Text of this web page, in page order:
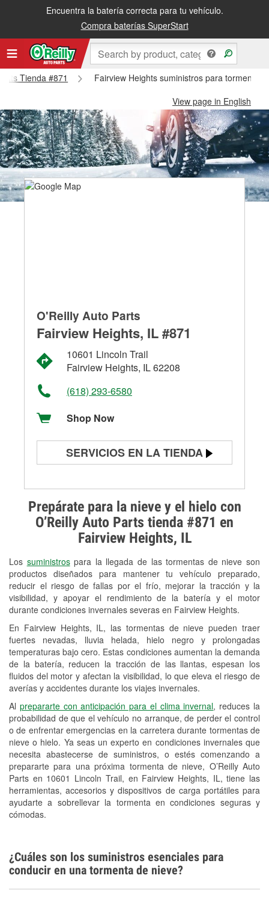
Encuentra la batería correcta para tu vehículo.
Compra baterías SuperStart
Tienda #871
Fairview Heights suministros para
View page in English
Prepárate para la nieve y el hielo con
O’Reilly Auto Parts tienda #871 en
Fairview Heights, IL
Los suministrospara la llegada de las tormentas de nieve son
productos diseñados para mantener tu vehículo preparado,
reducir el riesgo de fallas por el frío, mejorar la tracción y la
visibilidad, y apoyar el rendimiento de la batería y el motor
durante condiciones invernales severas en Fairview Heights.
En Fairview Heights, IL, las tormentas de nieve pueden traer
fuertes nevadas, lluvia helada, hielo negro y prolongadas
temperaturas bajo cero. Estas condiciones aumentan la demanda
de la batería, reducen la tracción de las llantas, espesan los
fluidos del motor y afectan la visibilidad, lo que eleva el riesgo de
averías y accidentes durante los viajes invernales.
Al prepararte con anticipación para el clima invernal, reduces la
probabilidad de que el vehículo no arranque, de perder el control
o de enfrentar emergencias en la carretera durante tormentas de
nieve o hielo. Ya seas un experto en condiciones invernales que
necesita abastecerse de suministros, o estés comenzando a
prepararte para una próxima tormenta de nieve, O’Reilly Auto
Parts en 10601 Lincoln Trail, en Fairview Heights, IL, tiene las
herramientas, accesorios y dispositivos de carga portátiles para
ayudarte a sobrellevar la tormenta en condiciones seguras y
cómodas.
O'Reilly Auto Parts
Fairview Heights, IL #871
10601 Lincoln Trail
Fairview Heights, IL 62208
(618) 293-6580
Shop Now
SERVICIOS EN LA TIENDA
Prueba de alternadores y
arrancadores
Revisión de la luz "Check Engine"
Reciclaje de baterías y aceite
Instalación de bombillas de faros
Instalación de limpiaparabrisas
Programa de Préstamo de
Herramientas
Rectificación de tambores y discos de
freno
Snowstorm Supplies
Tornado Supplies
Conoce más
¿Cuáles son los suministros esenciales para
conducir en una tormenta de nieve?